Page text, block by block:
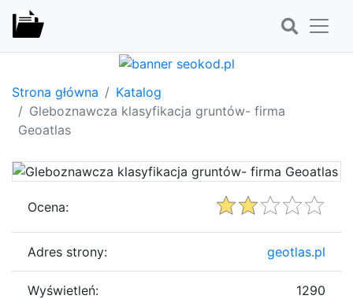
Strona główna
Katalog
Gleboznawcza klasyfikacja gruntów- firma
Geoatlas
Ocena:
Adres strony: geotlas.pl
Wyświetleń: 1290